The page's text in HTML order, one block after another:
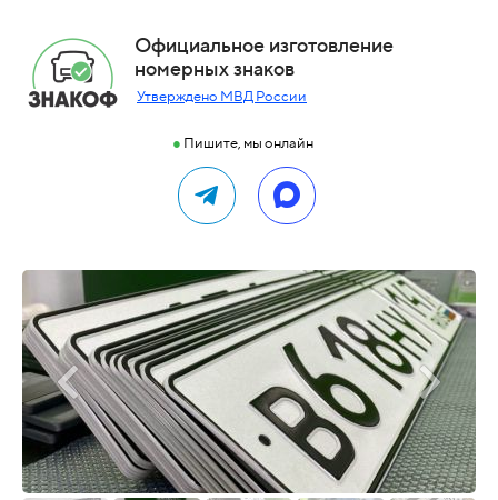
Официальное изготовление
номерных знаков
Утверждено МВД России
● Пишите, мы онлайн